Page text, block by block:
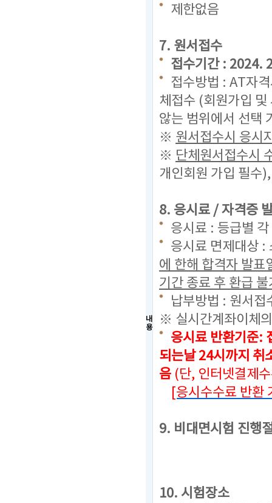
내
용
제한없음
7. 원서접수
접수기간 : 2024.
접수방법 : AT자
체접수 (회원가입 및
않는 범위에서 선택
※ 원서접수시 응시
※ 단체원서접수시
개인회원 가입 필수
8. 응시료 / 자격증
응시료 : 등급별
응시료 면제대상 :
에 한해 합격자 발표
기간 종료 후 환급
납부방법 : 원서접
※ 실시간계좌이체
응시료 반환기준:
되는날 24시까지 취
음 (단, 인터넷결제
[응시수수료 반환
9. 비대면시험 진행
10. 시험장소